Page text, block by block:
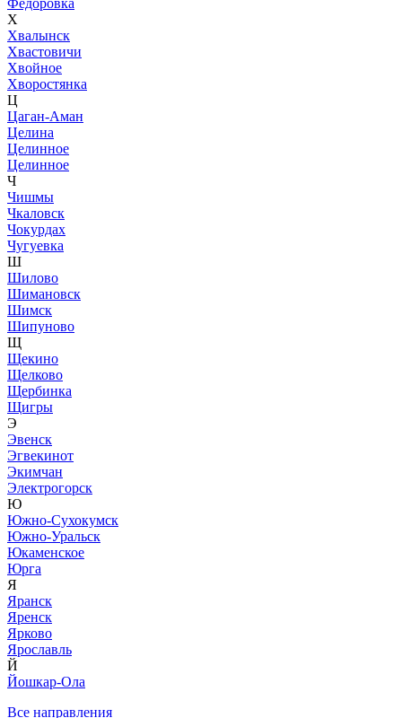
Х
Хвалынск
Хвастовичи
Хвойное
Хворостянка
Ц
Цаган-Аман
Целина
Целинное
Целинное
Ч
Чишмы
Чкаловск
Чокурдах
Чугуевка
Ш
Шилово
Шимановск
Шимск
Шипуново
Щ
Щекино
Щелково
Щербинка
Щигры
Э
Эвенск
Эгвекинот
Экимчан
Электрогорск
Ю
Южно-Сухокумск
Южно-Уральск
Юкаменское
Юрга
Я
Яранск
Яренск
Ярково
Ярославль
Й
Йошкар-Ола
Все направления